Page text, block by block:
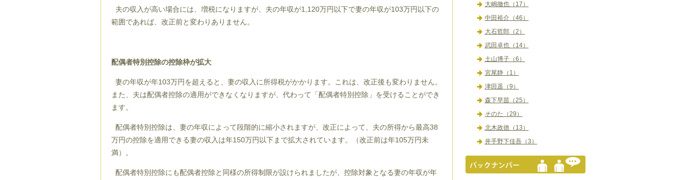
夫の収入が高い場合には、増税になりますが、夫の年収が1,120万円以下で妻の年収が103万円以下の
範囲であれば、改正前と変わりありません。
配偶者特別控除の控除枠が拡大
妻の年収が年103万円を超えると、妻の収入に所得税がかかります。これは、改正後も変わりません。
また、夫は配偶者控除の適用ができなくなりますが、代わって「配偶者特別控除」を受けることができ
ます。
配偶者特別控除は、妻の年収によって段階的に縮小されますが、改正によって、夫の所得から最高38
万円の控除を適用できる妻の収入は年150万円以下まで拡大されています。（改正前は年105万円未
満）。
配偶者特別控除にも配偶者控除と同様の所得制限が設けられましたが、控除対象となる妻の年収が年
大嶋徹也（17）
中田裕介（46）
大石哲郎（2）
武田卓也（14）
土山博子（6）
宮尾静（1）
津田遥（9）
森下早苗（25）
そのた（29）
北木政徳（13）
井手野下佳吾（3）